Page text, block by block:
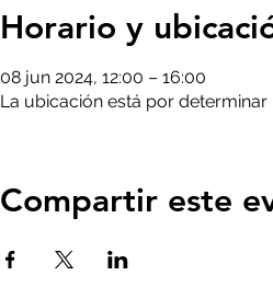
Horario y
08 jun 2024, 12:00 – 16:00
La ubicación está por determinar
Compartir este